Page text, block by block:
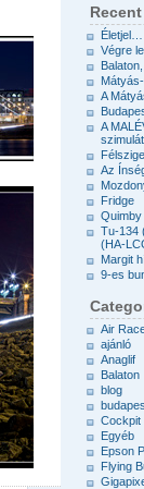
Életjel…
Végre
A
A
Az
Fridge
Quimby
Tu-134
(HA-
Margit
9-es
Air
ajánló
Anaglif
Balaton
blog
Cockpit
Egyéb
Epson
Flying